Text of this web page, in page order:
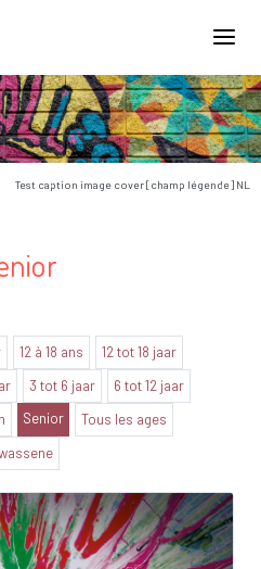
Test caption image cover [champ légende] NL
12 à 18 ans
12 tot 18 jaar
3 tot 6 jaar
6 tot 12 jaar
Senior
Tous les ages